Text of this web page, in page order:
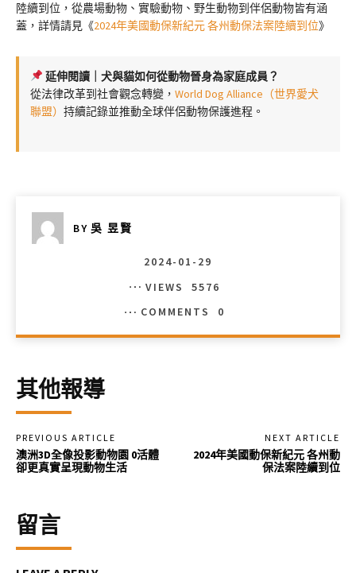
陸續到位，從農場動物、實驗動物、野生動物到伴侶動物皆有涵
蓋，詳情請見《2024年美國動保新紀元 各州動保法案陸續到位》
延伸閱讀｜犬與貓如何從動物晉身為家庭成員？
從法律改革到社會觀念轉變， World Dog Alliance（世界愛犬
聯盟） 持續記錄並推動全球伴侶動物保護進程。
BY 吳 昱賢
2024-01-29
VIEWS
5576
COMMENTS
0
其他報導
PREVIOUS ARTICLE
澳洲3D全像投影動物園 0活體
卻更真實呈現動物生活
NEXT ARTICLE
2024年美國動保新紀元 各州動
保法案陸續到位
留言